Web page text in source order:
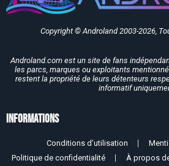
Copyright © Androland 2003-2026,
Androland.com est un site de fans
les parcs, marques ou exploitants
restent la propriété de leurs détenteurs
informatif
Informations
Conditions d’utilisation
Politique de confidentialité
À propos